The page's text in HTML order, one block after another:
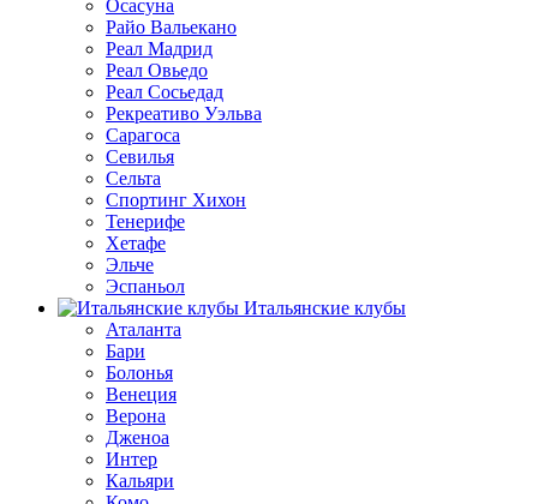
Осасуна
Райо Вальекано
Реал Мадрид
Реал Овьедо
Реал Сосьедад
Рекреативо Уэльва
Сарагоса
Севилья
Сельта
Спортинг Хихон
Тенерифе
Хетафе
Эльче
Эспаньол
Итальянские клубы
Аталанта
Бари
Болонья
Венеция
Верона
Дженоа
Интер
Кальяри